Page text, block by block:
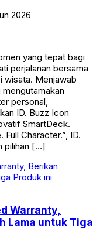
2026
yang tepat bagi
perjalanan bersama
wisata. Menjawab
personal,
ID. Buzz Icon
SmartDeck.
Character.”, ID.
pilihan […]
Warranty,
Lama untuk Tiga